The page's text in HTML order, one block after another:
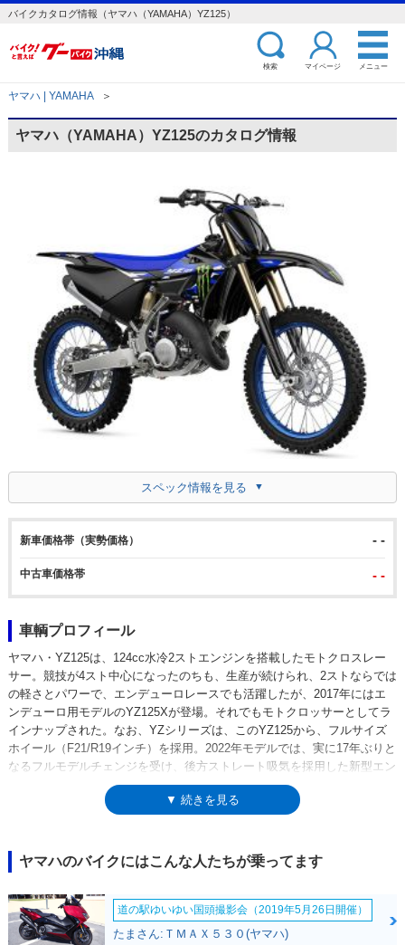
バイクカタログ情報（ヤマハ（YAMAHA）YZ125）
検索 マイページ メニュー
ヤマハ | YAMAHA ＞
ヤマハ（YAMAHA）YZ125のカタログ情報
スペック情報を見る
新車価格帯（実勢価格） - -
中古車価格帯 - -
車輌プロフィール
ヤマハ・YZ125は、124cc水冷2ストエンジンを搭載したモトクロスレー
サー。競技が4スト中心になったのちも、生産が続けられ、2ストならでは
の軽さとパワーで、エンデューロレースでも活躍したが、2017年にはエ
ンデューロ用モデルのYZ125Xが登場。それでもモトクロッサーとしてラ
インナップされた。なお、YZシリーズは、このYZ125から、フルサイズ
ホイール（F21/R19インチ）を採用。2022年モデルでは、実に17年ぶりと
なるフルモデルチェンジを受け、後方ストレート吸気を採用した新型エン
ジンを搭載。フレームの最適化やブレーキの刷新なども行われた。2025
年モデルでも冷却系などに小変更が加えられ、2026年モデルでは吸気・
▼ 続きを見る
ヤマハのバイクにはこんな人たちが乗ってます
道の駅ゆいゆい国頭撮影会（2019年5月26日開催）
たまさん:ＴＭＡＸ５３０(ヤマハ)